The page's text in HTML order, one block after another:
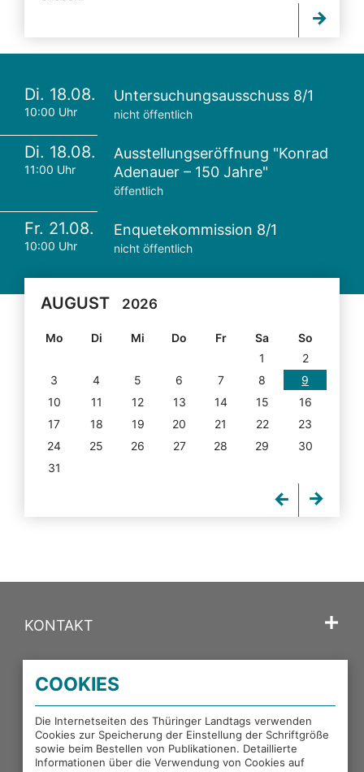
Di. 18.08.
10:00 Uhr
Untersuchungsausschuss 8/1
nicht öffentlich
Di. 18.08.
11:00 Uhr
Ausstellungseröffnung "Konrad
Adenauer – 150 Jahre"
öffentlich
Fr. 21.08.
10:00 Uhr
Enquetekommission 8/1
nicht öffentlich
AUGUST 2026
Mo Di Mi Do Fr Sa
So
1
2
3
4 5 6 7 8
9
10
11 12 13 14 15
16
17
18 19 20 21 22
23
24
25 26 27 28 29
30
31
KONTAKT
PORTALE DES THÜRINGER LANDTAGS
EXTERNE LINKS
COOKIES
Die Internetseiten des Thüringer Landtags verwenden
Cookies zur Speicherung der Einstellung der Schriftgröße
sowie beim Bestellen von Publikationen. Detaillierte
Informationen über die Verwendung von Cookies auf